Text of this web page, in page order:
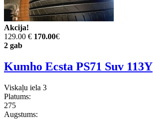
Akcija!
129.00 € 170.00€
2 gab
Kumho Ecsta PS71 Suv 113Y
Viskaļu iela 3
Platums:
275
Augstums: